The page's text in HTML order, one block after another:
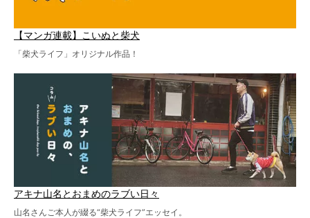
【マンガ連載】こいぬと柴犬
「柴犬ライフ」オリジナル作品！
アキナ山名とおまめのラブい日々
山名さんご本人が綴る“柴犬ライフ”エッセイ。